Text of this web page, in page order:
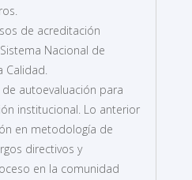
de acreditación
Nacional de
Calidad.
autoevaluación para
institucional. Lo anterior
en metodología de
directivos y
en la comunidad